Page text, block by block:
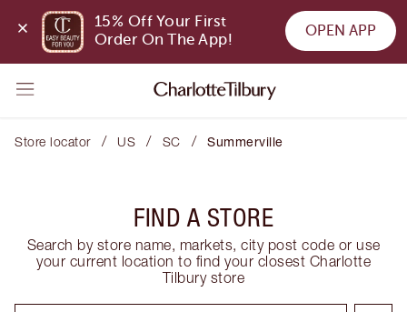
15% Off Your First
Order On The App!
OPEN APP
Store locator / US / SC / Summerville
FIND A STORE
Search by store name, markets, city post code or use
your current location to find your closest Charlotte
Tilbury store